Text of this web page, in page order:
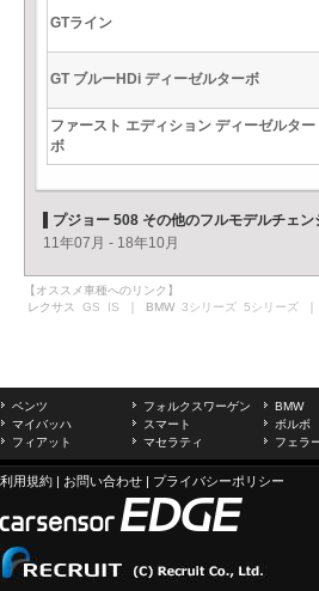
GTライン
GT ブルーHDi ディーゼルターボ
ファースト エディション ディーゼルター
ボ
プジョー 508 その他のフルモデルチェン
11年07月 - 18年10月
【オススメ車種へのリンク】
レクサス GS IS ｜ BMW 3シリーズ 5シリーズ
ベンツ フォルクスワーゲン BMW
マイバッハ
スマート ボルボ
フィアット
マセラティ フェラ
利用規約 | お問い合わせ | プライバシーポリシー